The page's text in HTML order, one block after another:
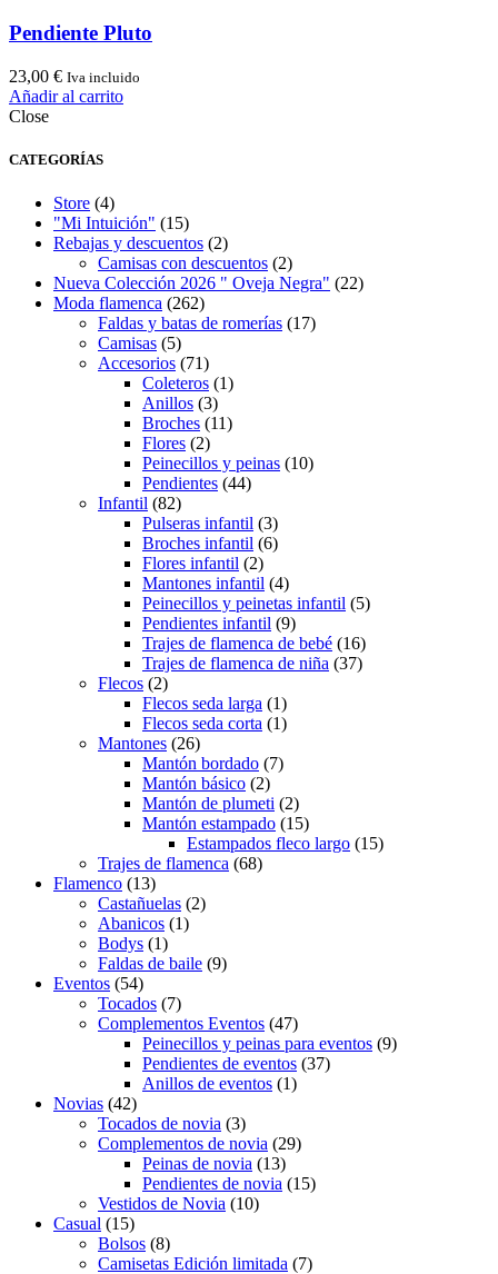
Pendiente Pluto
23,00 € Iva incluido
Añadir al carrito
Close
CATEGORÍAS
Store (4)
"Mi Intuición" (15)
Rebajas y descuentos (2)
Camisas con descuentos (2)
Nueva Colección 2026 " Oveja Negra" (22)
Moda flamenca (262)
Faldas y batas de romerías (17)
Camisas (5)
Accesorios (71)
Coleteros (1)
Anillos (3)
Broches (11)
Flores (2)
Peinecillos y peinas (10)
Pendientes (44)
Infantil (82)
Pulseras infantil (3)
Broches infantil (6)
Flores infantil (2)
Mantones infantil (4)
Peinecillos y peinetas infantil (5)
Pendientes infantil (9)
Trajes de flamenca de bebé (16)
Trajes de flamenca de niña (37)
Flecos (2)
Flecos seda larga (1)
Flecos seda corta (1)
Mantones (26)
Mantón bordado (7)
Mantón básico (2)
Mantón de plumeti (2)
Mantón estampado (15)
Estampados fleco largo (15)
Trajes de flamenca (68)
Flamenco (13)
Castañuelas (2)
Abanicos (1)
Bodys (1)
Faldas de baile (9)
Eventos (54)
Tocados (7)
Complementos Eventos (47)
Peinecillos y peinas para eventos (9)
Pendientes de eventos (37)
Anillos de eventos (1)
Novias (42)
Tocados de novia (3)
Complementos de novia (29)
Peinas de novia (13)
Pendientes de novia (15)
Vestidos de Novia (10)
Casual (15)
Bolsos (8)
Camisetas Edición limitada (7)